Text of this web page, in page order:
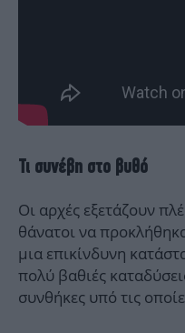
Τι συνέβη στο βυθό
Οι αρχές εξετάζουν
θάνατοι να
μια επικίνδυνη
πολύ βαθιές
συνθήκες υπό τις